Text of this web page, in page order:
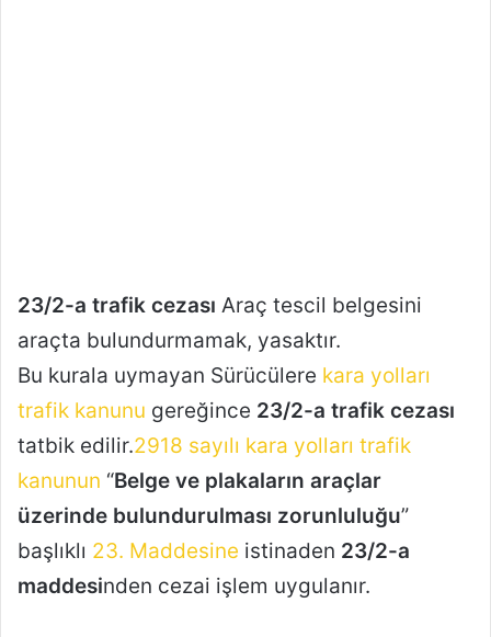
23/2-a trafik cezası Araç tescil belgesini
araçta bulundurmamak, yasaktır.
Bu kurala uymayan Sürücülere kara yolları
trafik kanunu gereğince 23/2-a trafik cezası
tatbik edilir.2918 sayılı kara yolları trafik
kanunun “Belge ve plakaların araçlar
üzerinde bulundurulması zorunluluğu”
başlıklı 23. Maddesine istinaden 23/2-a
maddesinden cezai işlem uygulanır.